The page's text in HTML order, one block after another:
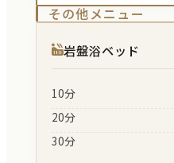
その他メニュー
岩盤浴ベッド
10分
20分
30分